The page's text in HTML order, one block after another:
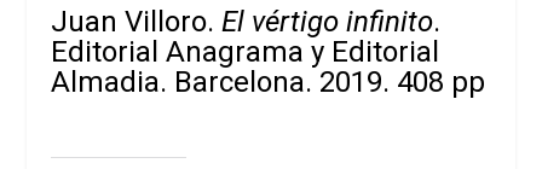
Juan Villoro.El vértigo infinito.
Editorial Anagrama y Editorial
Almadia. Barcelona. 2019. 408 pp